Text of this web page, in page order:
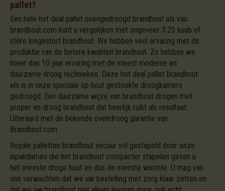
pallet?
Een hele hot deal pallet ovengedroogd brandhout els van
brandhout.com kunt u vergelijken met ongeveer 3.25 kuub of
stère losgestort brandhout. We hebben veel ervaring met de
produktie van de betere kwaliteit brandhout. Zo hebben we
meer dan 10 jaar ervaring met de meest moderne en
duurzame droog technieken. Deze hot deal pallet brandhout
els is in onze speciale op hout gestookte droogkamers
gedroogd. Een duurzame wijze van brandhout drogen met
proper en droog brandhout dat heerlijk ruikt als resultaat.
Uiteraard met de bekende ovendroog garantie van
Brandhout.com
Royale palletten brandhout secuur vol gestapeld door onze
inpakdames die het brandhout compacter stapelen geven u
het meeste droge hout en dus de meeste warmte. U mag van
ons verwachten dat we uw bestelling met zorg klaar zetten en